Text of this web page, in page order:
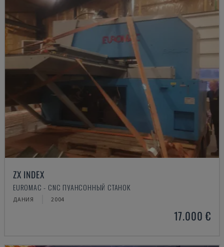
ZX INDEX
EUROMAC - CNC ПУАНСОННЫЙ СТАНОК
ДАНИЯ 2004
17.000 €